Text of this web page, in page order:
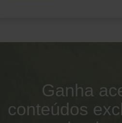
Ganha
conteúdos